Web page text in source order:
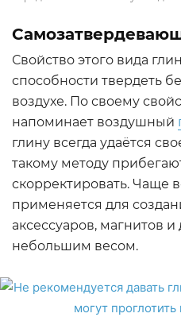
Свойство этого вида
способности твердеть
воздухе. По своему
напоминает воздушный
глину всегда удаётся
такому методу
скорректировать. Чаще
применяется для
аксессуаров, магнитов и
небольшим весом.